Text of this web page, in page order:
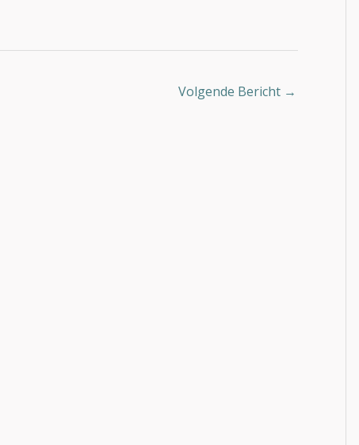
Volgende Bericht →